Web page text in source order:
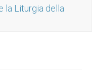
la Liturgia della